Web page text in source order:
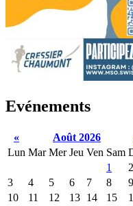
Evénements
« Août 2026
Lun Mar Mer Jeu Ven Sam
1
2
3
4 5 6 7 8
9
10
11 12 13 14 15